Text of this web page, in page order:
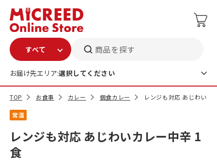
商品を探す
お届け先エリア:選択してください
TOP お食事 カレー 個食カレー レンジも対応 あじわいカ
常温
レンジも対応 あじわいカレー中辛 1
食